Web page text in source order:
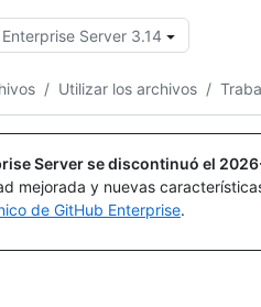
Enterprise Server 3.14
/ Utilizar los archivos /
Server se discontinuó el
mejorada y nuevas
de GitHub Enterprise.